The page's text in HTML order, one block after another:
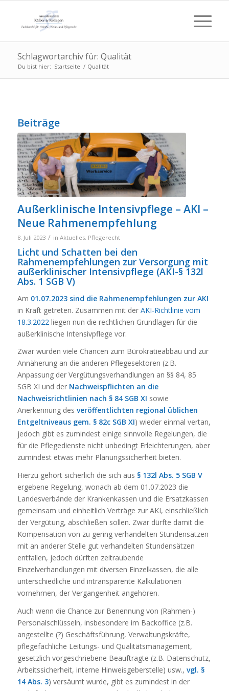
Schlagwortarchiv für: Qualität
Du bist hier: Startseite / Qualität
Beiträge
Außerklinische Intensivpflege – AKI –
Neue Rahmenempfehlung
8. Juli 2023 / in Aktuelles, Pflegerecht
Licht und Schatten bei den
Rahmenempfehlungen zur Versorgung mit
außerklinischer Intensivpflege (AKI-§ 132l
Abs. 1 SGB V)
Am 01.07.2023 sind die Rahmenempfehlungen zur AKI
in Kraft getreten. Zusammen mit der AKI-Richtlinie vom
18.3.2022 liegen nun die rechtlichen Grundlagen für die
außerklinische Intensivpflege vor.
Zwar wurden viele Chancen zum Bürokratieabbau und zur
Annäherung an die anderen Pflegesektoren (z.B.
Anpassung der Vergütungsverhandlungen an §§ 84, 85
SGB XI und derNachweispflichten an die
Nachweisrichtlinien nach § 84 SGB XI sowie
Anerkennung des veröffentlichten regional üblichen
Entgeltniveaus gem. § 82c SGB XI) wieder einmal vertan,
jedoch gibt es zumindest einige sinnvolle Regelungen, die
für die Pflegedienste nicht unbedingt Erleichterungen, aber
zumindest etwas mehr Planungssicherheit bieten.
Hierzu gehört sicherlich die sich aus § 132l Abs. 5 SGB V
ergebene Regelung, wonach ab dem 01.07.2023 die
Landesverbände der Krankenkassen und die Ersatzkassen
gemeinsam und einheitlich Verträge zur AKI, einschließlich
der Vergütung, abschließen sollen. Zwar dürfte damit die
Kompensation von zu gering verhandelten Stundensätzen
mit an anderer Stelle gut verhandelten Stundensätzen
entfallen, jedoch dürften zeitraubende
Einzelverhandlungen mit diversen Einzelkassen, die alle
unterschiedliche und intransparente Kalkulationen
vornehmen, der Vergangenheit angehören.
Auch wenn die Chance zur Benennung von (Rahmen-)
Personalschlüsseln, insbesondere im Backoffice (z.B.
angestellte (?) Geschäftsführung, Verwaltungskräfte,
pflegefachliche Leitungs- und Qualitätsmanagement,
gesetzlich vorgeschriebene Beauftragte (z.B. Datenschutz,
Arbeitssicherheit, interne Hinweisgeberstelle) usw., vgl. §
14 Abs. 3) versäumt wurde, gibt es zumindest in der